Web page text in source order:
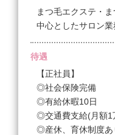
・売上30万以上
・売上45万以上 45
【未経験者フルタイ
※研修期間 時給
※デビュー1ヶ月目
（働くエリアによっ
まつ毛エクステ・
中心としたサロン業
待遇
【正社員】
◎社会保険完備
◎有給休暇10日
◎交通費支給(月額1
◎産休、育休制度あ